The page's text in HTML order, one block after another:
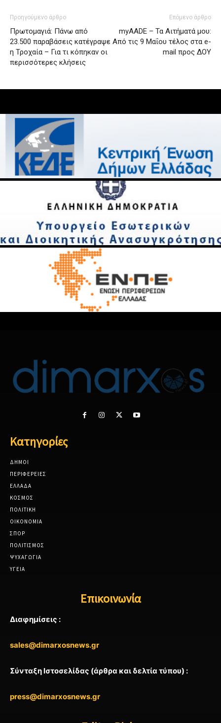
Προηγούμενο άρθρο
Πρωτομαγιά: Πάνω από
23.500 παραβάσεις κατέγραψε
η Τροχαία – Για τι κόπηκαν οι
περισσότερες κλήσεις
Επόμενο άρθρο
myAADE – Τα Αιτήματά μου:
Από τις 9 Μαΐου τέλος στα e-
mail προς ΔΟΥ
Κατηγορίες
ΔΗΜΟΙ
ΠΕΡΙΦΕΡΕΙΕΣ
ΕΛΛΑΔΑ
ΚΟΣΜΟΣ
ΠΟΛΙΤΙΚΗ
ΟΙΚΟΝΟΜΙΑ
ΣΠΟΡ
ΠΟΛΙΤΙΣΜΟΣ
ΨΥΧΑΓΩΓΙΑ
ΥΓΕΙΑ
Επικοινωνία
Διαφημίσεις :
sales@dimarxosnews.gr
Σύνταξη Ιστοσελίδας (άρθρα και δελτία τύπου) :
press@dimarxosnews.gr